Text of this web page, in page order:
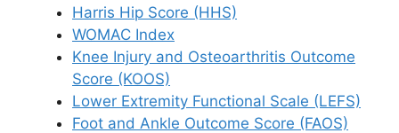
Harris Hip Score (HHS)
WOMAC Index
Knee Injury and Osteoarthritis Outcome
Score (KOOS)
Lower Extremity Functional Scale (LEFS)
Foot and Ankle Outcome Score (FAOS)